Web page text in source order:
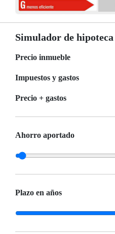
Simulador de hipoteca
Precio inmueble
Impuestos y gastos
Precio + gastos
Ahorro aportado
Plazo en años